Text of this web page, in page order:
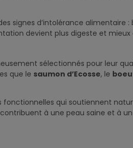
signes d’intolérance alimentaire :
devient plus digeste et mieux
sélectionnés pour leur
que le saumon d’Ecosse, le
qui soutiennent
à une peau saine et à